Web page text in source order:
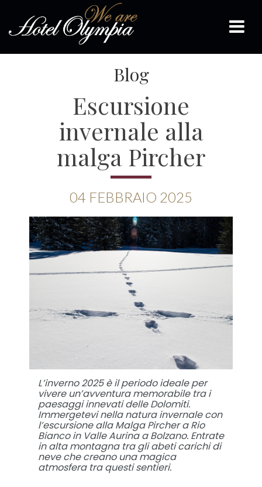
Blog
Escursione
invernale alla
malga Pircher
04 FEBBRAIO 2025
L’inverno 2025 è il periodo ideale per
vivere un’avventura memorabile tra i
paesaggi innevati delle Dolomiti.
Immergetevi nella natura invernale con
l’escursione alla Malga Pircher a Rio
Bianco in Valle Aurina a Bolzano. Entrate
in alta montagna tra gli abeti carichi di
neve che creano una magica
atmosfera tra questi sentieri.